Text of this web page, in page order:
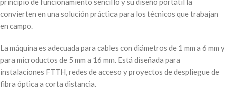
principio de funcionamiento sencillo y su diseño portátil la
convierten en una solución práctica para los técnicos que trabajan
en campo.
La máquina es adecuada para cables con diámetros de 1 mm a 6 mm y
para microductos de 5 mm a 16 mm. Está diseñada para
instalaciones FTTH, redes de acceso y proyectos de despliegue de
fibra óptica a corta distancia.